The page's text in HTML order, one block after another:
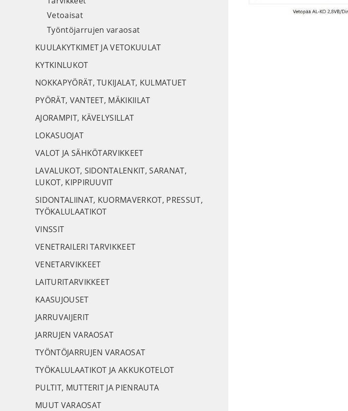
Vetoaisat
Työntöjarrujen varaosat
KUULAKYTKIMET JA VETOKUULAT
KYTKINLUKOT
NOKKAPYÖRÄT, TUKIJALAT, KULMATUET
PYÖRÄT, VANTEET, MÄKIKIILAT
AJORAMPIT, KÄVELYSILLAT
LOKASUOJAT
VALOT JA SÄHKÖTARVIKKEET
LAVALUKOT, SIDONTALENKIT, SARANAT,
LUKOT, KIPPIRUUVIT
SIDONTALIINAT, KUORMAVERKOT, PRESSUT,
TYÖKALULAATIKOT
VINSSIT
VENETRAILERI TARVIKKEET
VENETARVIKKEET
LAITURITARVIKKEET
KAASUJOUSET
JARRUVAIJERIT
JARRUJEN VARAOSAT
TYÖNTÖJARRUJEN VARAOSAT
TYÖKALULAATIKOT JA AKKUKOTELOT
PULTIT, MUTTERIT JA PIENRAUTA
MUUT VARAOSAT